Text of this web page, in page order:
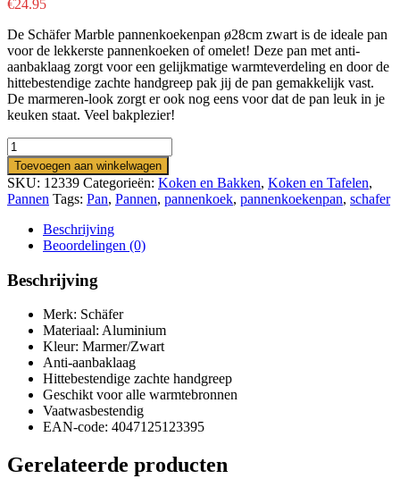
€24.95
De Schäfer Marble pannenkoekenpan ø28cm zwart is de ideale pan
voor de lekkerste pannenkoeken of omelet! Deze pan met anti-
aanbaklaag zorgt voor een gelijkmatige warmteverdeling en door de
hittebestendige zachte handgreep pak jij de pan gemakkelijk vast.
De marmeren-look zorgt er ook nog eens voor dat de pan leuk in je
keuken staat. Veel bakplezier!
Schäfer
Marble
pannenkoekenpan
ø28cm
zwart
Marble
Pancake
Pan
Black
Toevoegen aan winkelwagen
SKU: 12339 Categorieën: Koken en Bakken, Koken en Tafelen,
Pannen Tags: Pan, Pannen, pannenkoek, pannenkoekenpan, schafer
Beschrijving
Beoordelingen (0)
Beschrijving
Merk: Schäfer
Materiaal: Aluminium
Kleur: Marmer/Zwart
Anti-aanbaklaag
Hittebestendige zachte handgreep
Geschikt voor alle warmtebronnen
Vaatwasbestendig
EAN-code: 4047125123395
Gerelateerde producten